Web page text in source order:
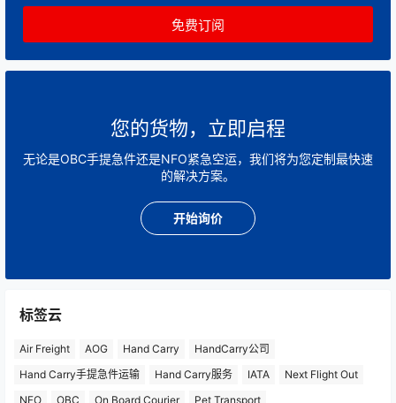
您的货物，立即启程
无论是OBC手提急件还是NFO紧急空运，我们将为您定制最快速
的解决方案。
开始询价
标签云
Air Freight AOG Hand Carry
HandCarry公司
Hand Carry手提急件运输
Hand Carry服务 IATA
Next Flight Out
NFO
OBC On Board Courier
Pet Transport